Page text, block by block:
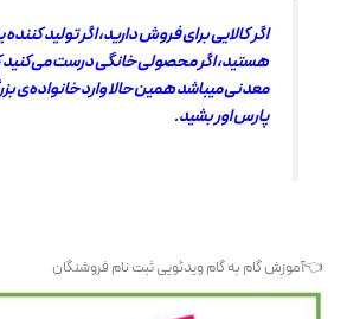
اگر کالایی برای فروش دارید، اگر تولید کننده
هستید، اگر محصولی خانگی درست می‌کنید
معدنی میباشد همین حالا وارد خانواده‌ی
پارس اور بشید.
👈آموزش گام به گام ویدئویی ثبت نام فروشنگان